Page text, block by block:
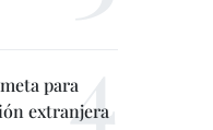
para
extranjera